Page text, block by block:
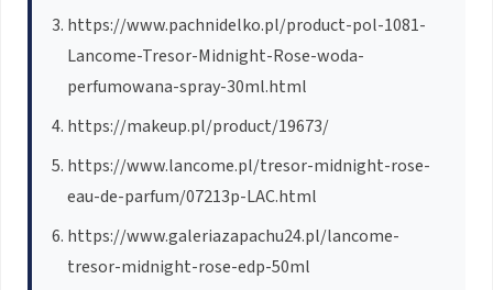
https://www.pachnidelko.pl/product-pol-1081-
Lancome-Tresor-Midnight-Rose-woda-
perfumowana-spray-30ml.html
https://makeup.pl/product/19673/
https://www.lancome.pl/tresor-midnight-rose-
eau-de-parfum/07213p-LAC.html
https://www.galeriazapachu24.pl/lancome-
tresor-midnight-rose-edp-50ml